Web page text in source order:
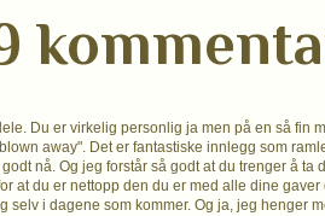
Du er virkelig personlig ja men på en så fin
away". Det er fantastiske innlegg som
nå. Og jeg forstår så godt at du trenger å ta
at du er nettopp den du er med alle dine
selv i dagene som kommer. Og ja, jeg henger